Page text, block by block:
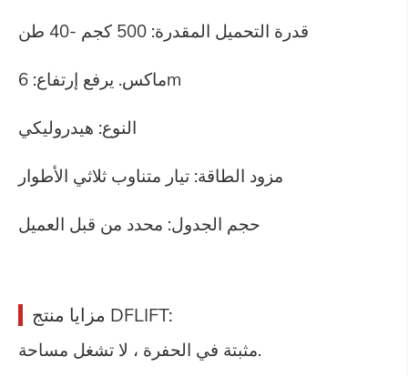
قدرة التحميل المقدرة: 500 كجم -40 طن
ماكس. يرفع إرتفاع: 6m
النوع: هيدروليكي
مزود الطاقة: تيار متناوب ثلاثي الأطوار
حجم الجدول: محدد من قبل العميل
مزايا منتج DFLIFT:
مثبتة في الحفرة ، لا تشغل مساحة.